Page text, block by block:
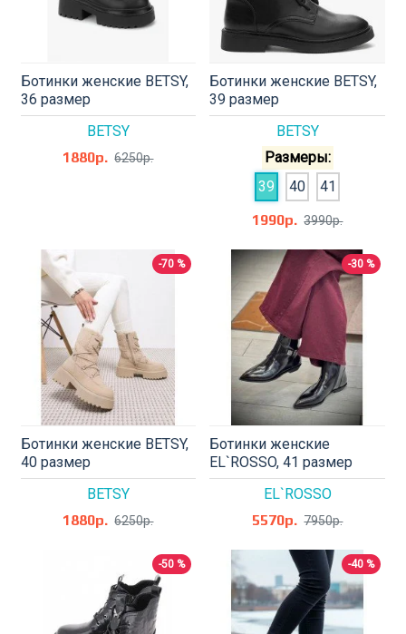
BETSY
Ботинки женские BETSY,
36 размер
1880р. 6250р.
BETSY
Ботинки женские BETSY,
39 размер
Размеры:
39
40
41
1990р. 3990р.
-70 %
BETSY
Ботинки женские BETSY,
40 размер
1880р. 6250р.
-30 %
EL`ROSSO
Ботинки женские
EL`ROSSO, 41 размер
5570р. 7950р.
-50 % -40 %